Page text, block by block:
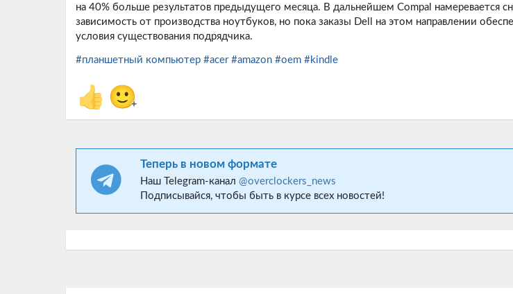
на 40% больше результатов предыдущего месяца. В дальнейшем Compal намеревается
зависимость от производства ноутбуков, но пока заказы Dell на этом направлении
условия существования подрядчика.
#планшетный компьютер #acer #amazon #oem #kindle
👍 🙂
+
Теперь в новом формате
Наш Telegram-канал @overclockers_news
Подписывайся, чтобы быть в курсе всех новостей!